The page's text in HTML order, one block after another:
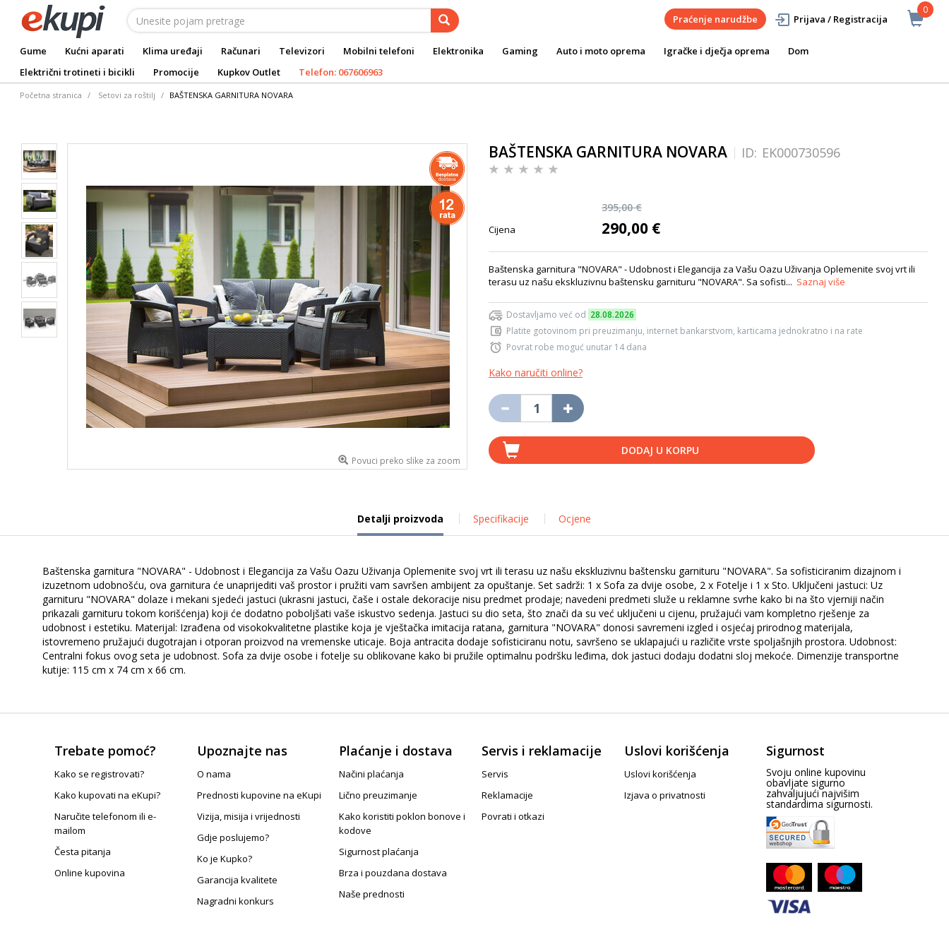
0
Praćenje narudžbe Prijava / Registracija
Gume Kućni aparati Klima uređaji Računari Televizori Mobilni telefoni Elektronika Gaming Auto i moto oprema Igračke i dječja oprema
Dom
Električni trotineti i bicikli
Promocije Kupkov Outlet Telefon: 067606963
Početna stranica Setovi za roštilj BAŠTENSKA GARNITURA NOVARA
Povuci preko slike za zoom
BAŠTENSKA GARNITURA NOVARA ID: EK000730596
395,00 €
Cijena 290,00 €
Baštenska garnitura "NOVARA" - Udobnost i Elegancija za Vašu Oazu Uživanja Oplemenite svoj vrt ili
terasu uz našu ekskluzivnu baštensku garnituru "NOVARA". Sa sofisti... Saznaj više
Dostavljamo već od 28.08.2026
Platite gotovinom pri preuzimanju, internet bankarstvom, karticama jednokratno i na rate
Povrat robe moguć unutar 14 dana
Kako naručiti online?
DODAJ U KORPU
Detalji proizvoda Specifikacije Ocjene
Baštenska garnitura "NOVARA" - Udobnost i Elegancija za Vašu Oazu Uživanja Oplemenite svoj vrt ili terasu uz našu ekskluzivnu baštensku garnituru "NOVARA". Sa sofisticiranim dizajnom i
izuzetnom udobnošću, ova garnitura će unaprijediti vaš prostor i pružiti vam savršen ambijent za opuštanje. Set sadrži: 1 x Sofa za dvije osobe, 2 x Fotelje i 1 x Sto. Uključeni jastuci: Uz
garnituru "NOVARA" dolaze i mekani sjedeći jastuci (ukrasni jastuci, čaše i ostale dekoracije nisu predmet prodaje; navedeni predmeti služe u reklamne svrhe kako bi na što vjerniji način
prikazali garnituru tokom korišćenja) koji će dodatno poboljšati vaše iskustvo sedenja. Jastuci su dio seta, što znači da su već uključeni u cijenu, pružajući vam kompletno rješenje za
udobnost i estetiku. Materijal: Izrađena od visokokvalitetne plastike koja je vještačka imitacija ratana, garnitura "NOVARA" donosi savremeni izgled i osjećaj prirodnog materijala,
istovremeno pružajući dugotrajan i otporan proizvod na vremenske uticaje. Boja antracita dodaje sofisticiranu notu, savršeno se uklapajući u različite vrste spoljašnjih prostora. Udobnost:
Centralni fokus ovog seta je udobnost. Sofa za dvije osobe i fotelje su oblikovane kako bi pružile optimalnu podršku leđima, dok jastuci dodaju dodatni sloj mekoće. Dimenzije transportne
kutije: 115 cm x 74 cm x 66 cm.
Trebate pomoć?
Kako se registrovati?
Kako kupovati na eKupi?
Naručite telefonom ili e-
mailom
Česta pitanja
Online kupovina
Upoznajte nas
O nama
Prednosti kupovine na eKupi
Vizija, misija i vrijednosti
Gdje poslujemo?
Ko je Kupko?
Garancija kvalitete
Nagradni konkurs
Plaćanje i dostava
Načini plaćanja
Lično preuzimanje
Kako koristiti poklon bonove i
kodove
Sigurnost plaćanja
Brza i pouzdana dostava
Naše prednosti
Servis i reklamacije
Servis
Reklamacije
Povrati i otkazi
Uslovi korišćenja
Uslovi korišćenja
Izjava o privatnosti
Sigurnost
Svoju online kupovinu
obavljate sigurno
zahvaljujući najvišim
standardima sigurnosti.